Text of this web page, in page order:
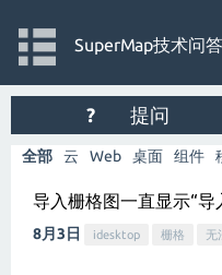
SuperMap技术问
? 提问
全部 云 Web 桌面 组件
导入栅格图一直显示“导
8月3日 idesktop 栅格 无